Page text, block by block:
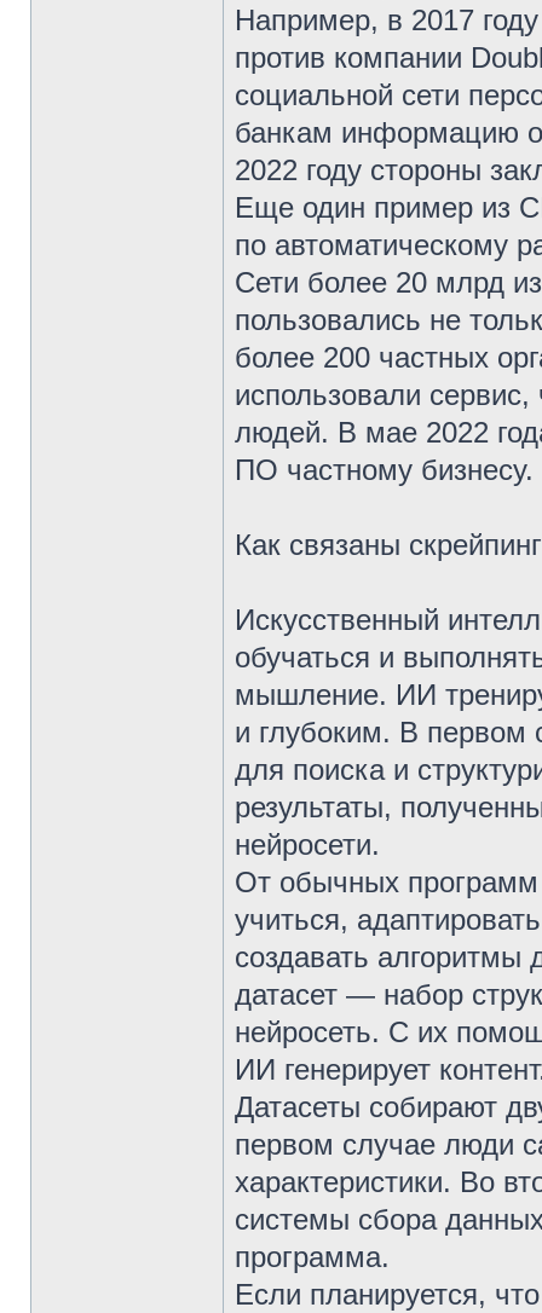
Например, в 2017
против компании
социальной сети
банкам информацию о
2022 году стороны
Еще один пример из
по автоматическому
Сети более 20 млрд
пользовались не
более 200 частных
использовали
людей. В мае 2022
ПО частному бизнесу.
Как связаны
Искусственный
обучаться и
мышление. ИИ
и глубоким. В
для поиска и
результаты,
нейросети.
От обычных программ
учиться,
создавать
датасет — набор
нейросеть. С их
ИИ генерирует
Датасеты собирают
первом случае люди
характеристики. Во
системы сбора
программа.
Если планируется,